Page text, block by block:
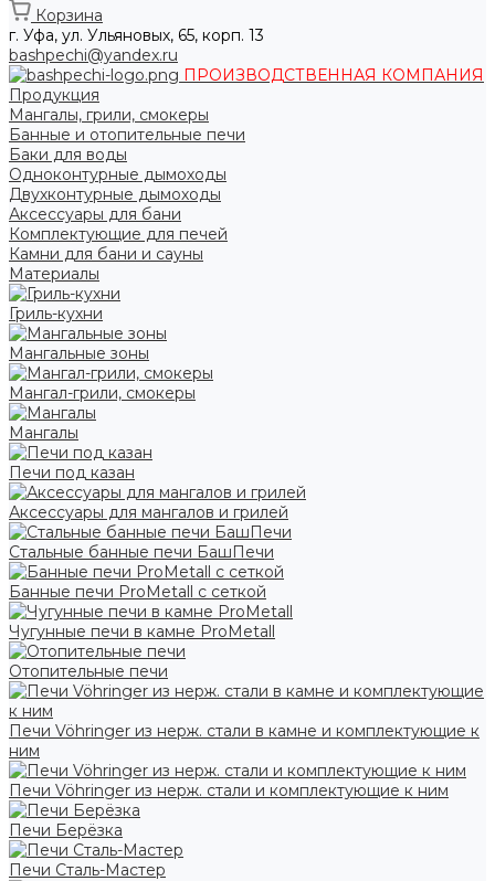
Корзина
г. Уфа, ул. Ульяновых, 65, корп. 13
bashpechi@yandex.ru
ПРОИЗВОДСТВЕННАЯ КОМПАНИЯ
Продукция
Мангалы, грили, смокеры
Банные и отопительные печи
Баки для воды
Одноконтурные дымоходы
Двухконтурные дымоходы
Аксессуары для бани
Комплектующие для печей
Камни для бани и сауны
Материалы
Гриль-кухни
Мангальные зоны
Мангал-грили, смокеры
Мангалы
Печи под казан
Аксессуары для мангалов и грилей
Стальные банные печи БашПечи
Банные печи ProMetall с сеткой
Чугунные печи в камне ProMetall
Отопительные печи
Печи Vöhringer из нерж. стали в камне и комплектующие к
ним
Печи Vöhringer из нерж. стали и комплектующие к ним
Печи Берёзка
Печи Сталь-Мастер